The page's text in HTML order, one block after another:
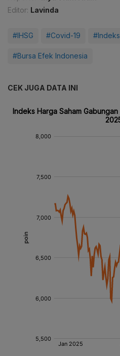
Editor: Lavinda
#IHSG #Covid-19 #Indeks
#Bursa Efek Indonesia
CEK JUGA DATA INI